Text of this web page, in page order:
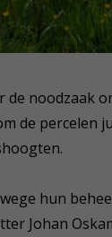
de noodzaak
de percelen
hun
Johan